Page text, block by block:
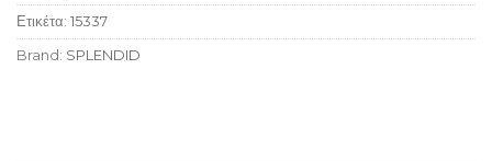
Ετικέτα: 15337
Brand: SPLENDID